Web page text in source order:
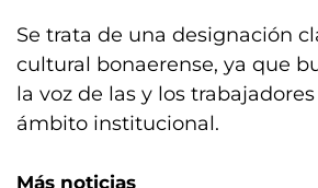
Se trata de una designación
cultural bonaerense, ya que
la voz de las y los
ámbito institucional.
Más noticias